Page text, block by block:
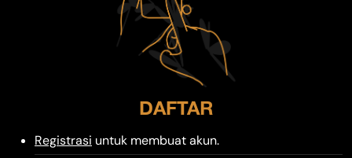
DAFTAR
Registrasi untuk membuat akun.